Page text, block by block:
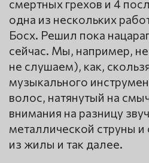
смертных грехов и 4
одна из нескольких
Босх. Решил пока
сейчас. Мы, например,
не слушаем), как,
музыкального
волос, натянутый на
внимания на разницу
металлической струны
из жилы и так далее.